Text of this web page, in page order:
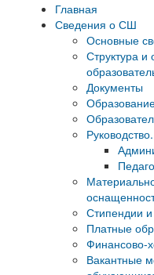
Главная
Сведения о СШ
Основные
Структура и
Документы
Стипендии
Платные
Финансово-
Вакантные